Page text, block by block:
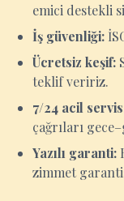
emici destekli
İş güvenliği:
Ücretsiz keşif:
teklif veririz.
7/24 acil
çağrıları
Yazılı garanti:
zimmet